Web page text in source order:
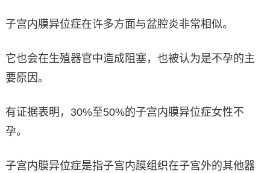
子宫内膜异位症在许多方面与盆腔炎非常相似。
它也会在生殖器官中造成阻塞，也被认为是不孕的主
要原因。
有证据表明，30%至50%的子宫内膜异位症女性不
孕。
子宫内膜异位症是指子宫内膜组织在子宫外的其他器